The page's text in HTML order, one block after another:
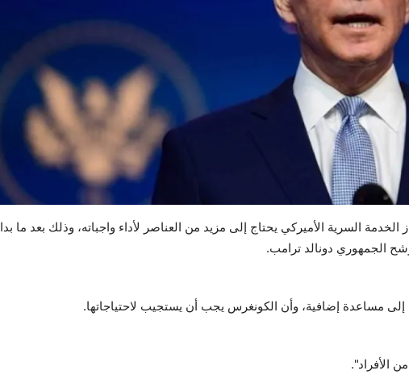
السرية الأميركي يحتاج إلى مزيد من العناصر لأداء واجباته، وذلك بعد ما بدا
الجمهوري دونالد ترامب.
إلى مساعدة إضافية، وأن الكونغرس يجب أن يستجيب لاحتياجاتها.
الأفراد".